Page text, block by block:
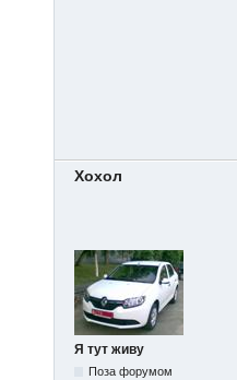
Хохол
Я тут живу
Поза форумом